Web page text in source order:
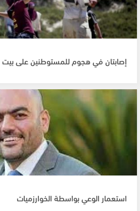
إصابتان في هجوم للمستوطنين على
استعمار الوعي بواسطة الخوارزميات